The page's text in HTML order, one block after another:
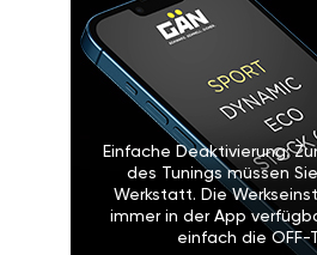
Einfache Deaktivierung:
des Tunings müssen
Werkstatt. Die
immer in der App
einfach die OFF-